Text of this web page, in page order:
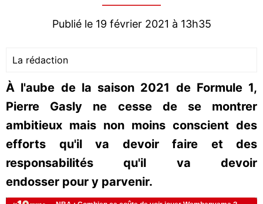
Publié le 19 février 2021 à 13h35
La rédaction
À l'aube de la saison 2021 de Formule 1,
Pierre Gasly ne cesse de se montrer
ambitieux mais non moins conscient des
efforts qu'il va devoir faire et des
responsabilités qu'il va devoir
endosser pour y parvenir.